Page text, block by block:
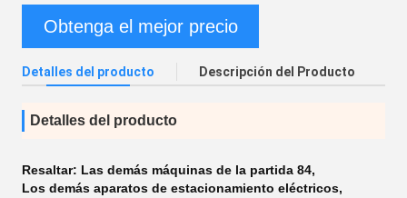
Obtenga el mejor precio
Detalles del producto Descripción del Producto
Detalles del producto
Resaltar: Las demás máquinas de la partida 84,
Los demás aparatos de estacionamiento eléctricos,